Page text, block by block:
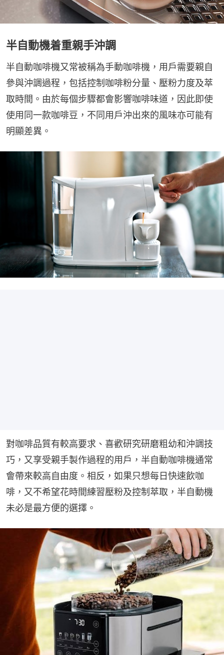
半自動機着重親手沖調
半自動咖啡機又常被稱為手動咖啡機，用戶需要親自
參與沖調過程，包括控制咖啡粉分量、壓粉力度及萃
取時間。由於每個步驟都會影響咖啡味道，因此即使
使用同一款咖啡豆，不同用戶沖出來的風味亦可能有
明顯差異。
對咖啡品質有較高要求、喜歡研究研磨粗幼和沖調技
巧，又享受親手製作過程的用戶，半自動咖啡機通常
會帶來較高自由度。相反，如果只想每日快速飲咖
啡，又不希望花時間練習壓粉及控制萃取，半自動機
未必是最方便的選擇。